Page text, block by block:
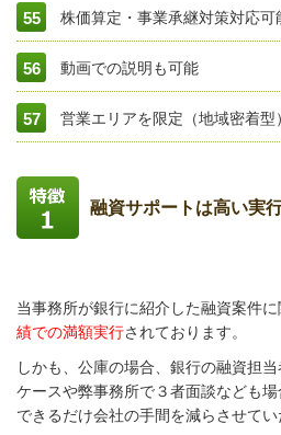
株価算定・事業承継対策対応可
動画での説明も可能
営業エリアを限定（地域密着型）
融資サポートは高い実
当事務所が銀行に紹介した融資案件に
績での満額実行されております。
しかも、公庫の場合、銀行の融資担
ケースや弊事務所で３者面談なども場
できるだけ会社の手間を減らさせてい